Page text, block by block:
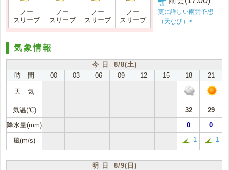
ノー
スリーブ
ノー
スリーブ
ノー
スリーブ
ノー
スリーブ
更に詳しい雨雲予想
（天なび）>
気象情報
今 日 8/8(土)
時 間
00 03 06 09 12 15 18 21
天 気
気温(℃) 32
29
降水量(mm)
0 0
風(m/s) 1 1
明 日 8/9(日)